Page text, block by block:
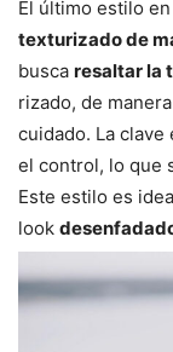
El último estilo
texturizado de
busca resaltar la
rizado, de
cuidado. La
el control, lo que
Este estilo es
look